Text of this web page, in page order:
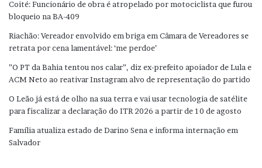
Coité: Funcionário de obra é atropelado por motociclista que furou
bloqueio na BA-409
Riachão: Vereador envolvido em briga em Câmara de Vereadores se
retrata por cena lamentável: ‘me perdoe’
”O PT da Bahia tentou nos calar”, diz ex-prefeito apoiador de Lula e
ACM Neto ao reativar Instagram alvo de representação do partido
O Leão já está de olho na sua terra e vai usar tecnologia de satélite
para fiscalizar a declaração do ITR 2026 a partir de 10 de agosto
Família atualiza estado de Darino Sena e informa internação em
Salvador